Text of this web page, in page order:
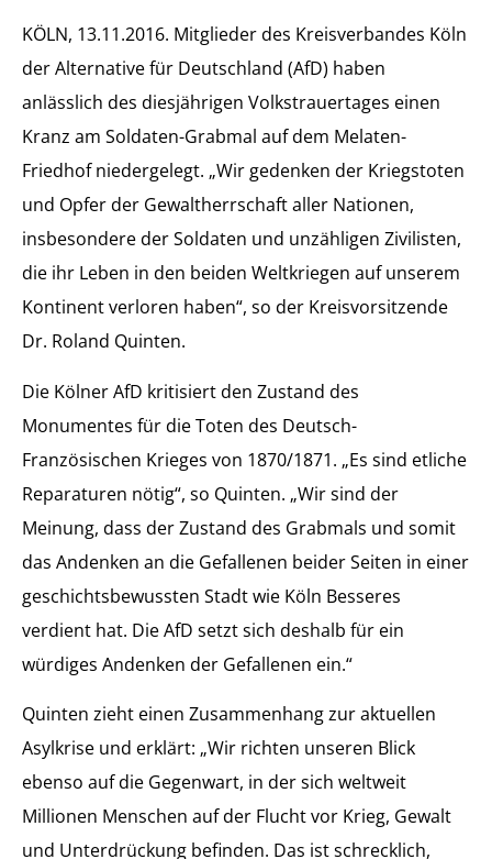
KÖLN, 13.11.2016. Mitglieder des Kreisverbandes Köln
der Alternative für Deutschland (AfD) haben
anlässlich des diesjährigen Volkstrauertages einen
Kranz am Soldaten-Grabmal auf dem Melaten-
Friedhof niedergelegt. „Wir gedenken der Kriegstoten
und Opfer der Gewaltherrschaft aller Nationen,
insbesondere der Soldaten und unzähligen Zivilisten,
die ihr Leben in den beiden Weltkriegen auf unserem
Kontinent verloren haben“, so der Kreisvorsitzende
Dr. Roland Quinten.
Die Kölner AfD kritisiert den Zustand des
Monumentes für die Toten des Deutsch-
Französischen Krieges von 1870/1871. „Es sind etliche
Reparaturen nötig“, so Quinten. „Wir sind der
Meinung, dass der Zustand des Grabmals und somit
das Andenken an die Gefallenen beider Seiten in einer
geschichtsbewussten Stadt wie Köln Besseres
verdient hat. Die AfD setzt sich deshalb für ein
würdiges Andenken der Gefallenen ein.“
Quinten zieht einen Zusammenhang zur aktuellen
Asylkrise und erklärt: „Wir richten unseren Blick
ebenso auf die Gegenwart, in der sich weltweit
Millionen Menschen auf der Flucht vor Krieg, Gewalt
und Unterdrückung befinden. Das ist schrecklich,